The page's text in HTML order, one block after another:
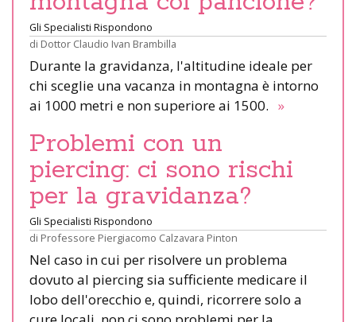
Gli Specialisti Rispondono
di Dottor Claudio Ivan Brambilla
Durante la gravidanza, l'altitudine ideale per
chi sceglie una vacanza in montagna è intorno
ai 1000 metri e non superiore ai 1500. »
Problemi con un
piercing: ci sono rischi
per la gravidanza?
Gli Specialisti Rispondono
di Professore Piergiacomo Calzavara Pinton
Nel caso in cui per risolvere un problema
dovuto al piercing sia sufficiente medicare il
lobo dell'orecchio e, quindi, ricorrere solo a